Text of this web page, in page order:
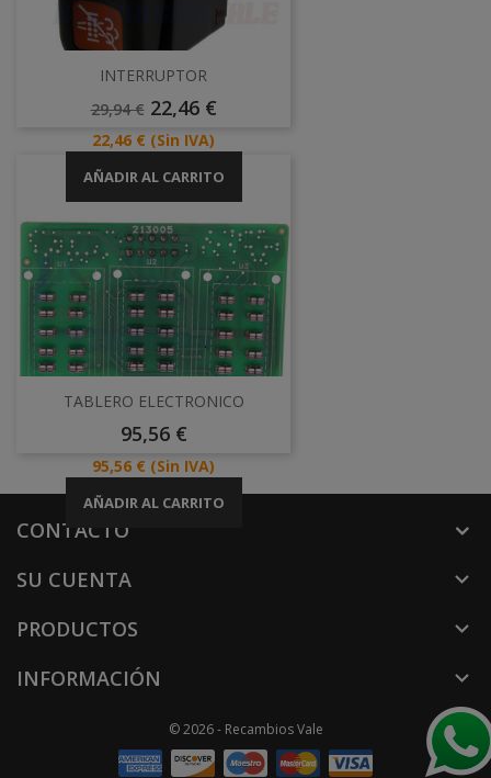
INTERRUPTOR
Precio
29,94 € Precio
22,46 €
Precio
22,46 € (Sin IVA)
AÑADIR AL CARRITO
TABLERO ELECTRONICO
Precio
95,56 €
Precio
95,56 € (Sin IVA)
AÑADIR AL CARRITO
CONTACTO
SU CUENTA

PRODUCTOS 
INFORMACIÓN 
© 2026 - Recambios Vale